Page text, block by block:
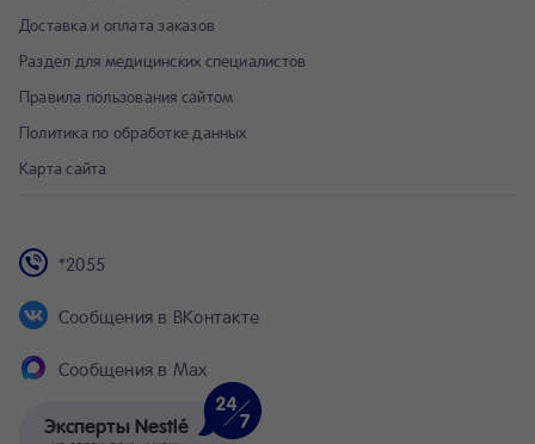
Доставка и оплата заказов
Раздел для медицинских специалистов
Правила пользования сайтом
Политика по обработке данных
Карта сайта
Эксперты Nestlé
*2055
Сообщения в ВКонтакте
Сообщения в Max